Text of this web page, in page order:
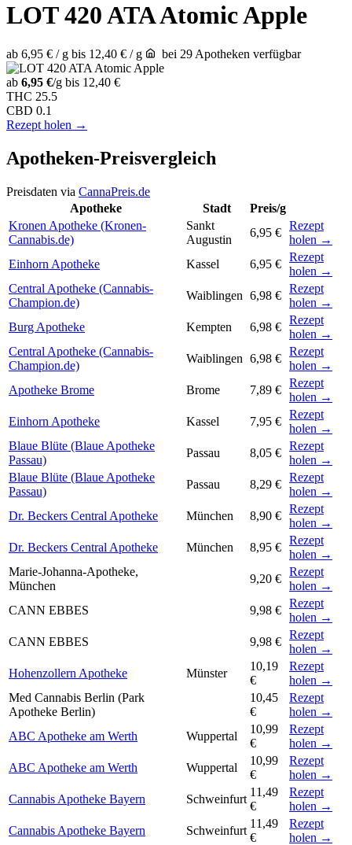
LOT 420 ATA Atomic Apple
ab 6,95 € / g bis 12,40 € / g bei 29 Apotheken verfügbar
ab 6,95 €/g bis 12,40 €
THC 25.5
CBD 0.1
Rezept holen →
Apotheken-Preisvergleich
Preisdaten via CannaPreis.de
Apotheke
Stadt
Preis/g
Kronen Apotheke (Kronen-
Cannabis.de)
Sankt
Augustin
6,95 €
Rezept
holen →
Einhorn Apotheke
Kassel 6,95 €
Rezept
holen →
Central Apotheke (Cannabis-
Champion.de)
Waiblingen 6,98 €
Rezept
holen →
Burg Apotheke
Kempten 6,98 €
Rezept
holen →
Central Apotheke (Cannabis-
Champion.de)
Waiblingen 6,98 €
Rezept
holen →
Apotheke Brome
Brome 7,89 €
Rezept
holen →
Einhorn Apotheke
Kassel 7,95 €
Rezept
holen →
Blaue Blüte (Blaue Apotheke
Passau)
Passau 8,05 €
Rezept
holen →
Blaue Blüte (Blaue Apotheke
Passau)
Passau 8,29 €
Rezept
holen →
Dr. Beckers Central Apotheke
München 8,90 €
Rezept
holen →
Dr. Beckers Central Apotheke
München 8,95 €
Rezept
holen →
Marie-Johanna-Apotheke,
München
9,20 €
Rezept
holen →
CANN EBBES
9,98 €
Rezept
holen →
CANN EBBES
9,98 €
Rezept
holen →
Hohenzollern Apotheke
Münster
10,19
€
Rezept
holen →
Med Cannabis Berlin (Park
Apotheke Berlin)
10,45
€
Rezept
holen →
ABC Apotheke am Werth
Wuppertal
10,99
€
Rezept
holen →
ABC Apotheke am Werth
Wuppertal
10,99
€
Rezept
holen →
Cannabis Apotheke Bayern
Schweinfurt
11,49
€
Rezept
holen →
Cannabis Apotheke Bayern
Schweinfurt
11,49
€
Rezept
holen →